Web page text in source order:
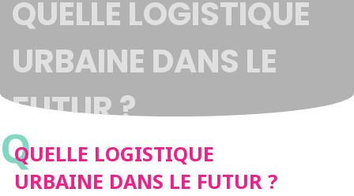
QUELLE LOGISTIQUE
URBAINE DANS LE
FUTUR ?
Q
QUELLE LOGISTIQUE
URBAINE DANS LE FUTUR ?